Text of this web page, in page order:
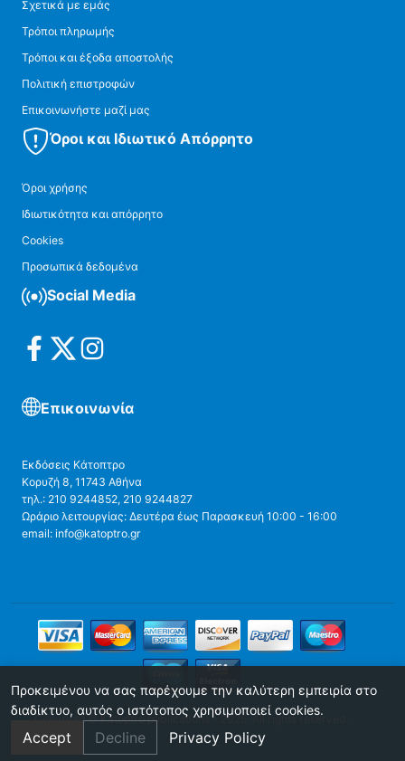
Σχετικά με εμάς
Τρόποι πληρωμής
Τρόποι και έξοδα αποστολής
Πολιτική επιστροφών
Επικοινωνήστε μαζί μας
Όροι και Ιδιωτικό Απόρρητο
Όροι χρήσης
Ιδιωτικότητα και απόρρητο
Cookies
Προσωπικά δεδομένα
Social Media
Επικοινωνία
Εκδόσεις Κάτοπτρο
Κορυζή 8, 11743 Αθήνα
τηλ.: 210 9244852, 210 9244827
Ωράριο λειτουργίας: Δευτέρα έως Παρασκευή 10:00 - 16:00
email: info@katoptro.gr
Copyright © Katoptro publications - 2025. All rights reserved.
Προκειμένου να σας παρέχουμε την καλύτερη εμπειρία στο
διαδίκτυο, αυτός ο ιστότοπος χρησιμοποιεί cookies.
Accept Decline Privacy Policy